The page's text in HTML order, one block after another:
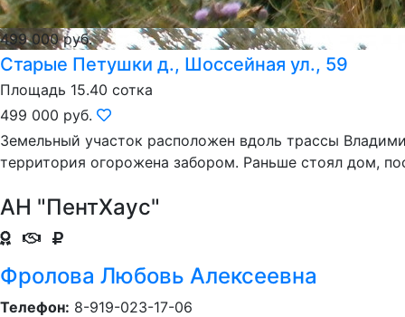
499 000 руб.
Старые Петушки д., Шоссейная ул., 59
Площадь 15.40 сотка
499 000 руб.
Земельный участок расположен вдоль трассы
территория огорожена забором. Раньше стоял дом,
АН "ПентХаус"
Фролова Любовь Алексеевна
Телефон: 8-919-023-17-06